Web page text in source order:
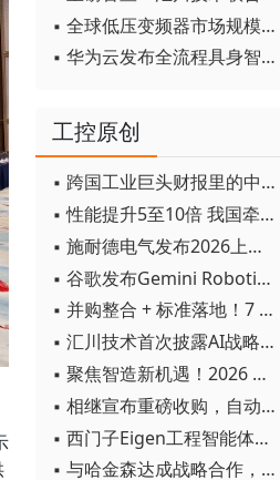
▪ 全球低压变频器市场规模2030年将超170亿美元
▪ 华为云发布全流程具身智能开发平台CloudRobo
工控原创
▪ 跨国工业巨头财报里的中国成绩单
▪ 性能提升5至10倍 我国牵头制定的WiTSnet工业以太网国际标准正式发布
▪ 施耐德电气发布2026上半年可持续发展成绩单 "Impact 2030"路线图开局稳健
▪ 谷歌发布Gemini Robotics 2模型 实现人形机器人全身智能控制突破
▪ 并购整合 + 标准落地！7 月工业自动化产业动态速递
▪ 汇川技术首次披露AI战略进展：从两个方面推动“AI业务化”落地
▪ 聚焦智造新机遇！2026 青岛数字化及智能制造技术论坛圆满落幕
▪ 相继宣布重磅收购，自动化巨头新一轮并购潮剑指何方？
▪ 西门子Eigen工程智能体落地中国，工业AI跨越物理世界“确定性”拐点
▪ 与哈金森达成战略合作，乐聚机器人何以持续获得工业巨头青睐？